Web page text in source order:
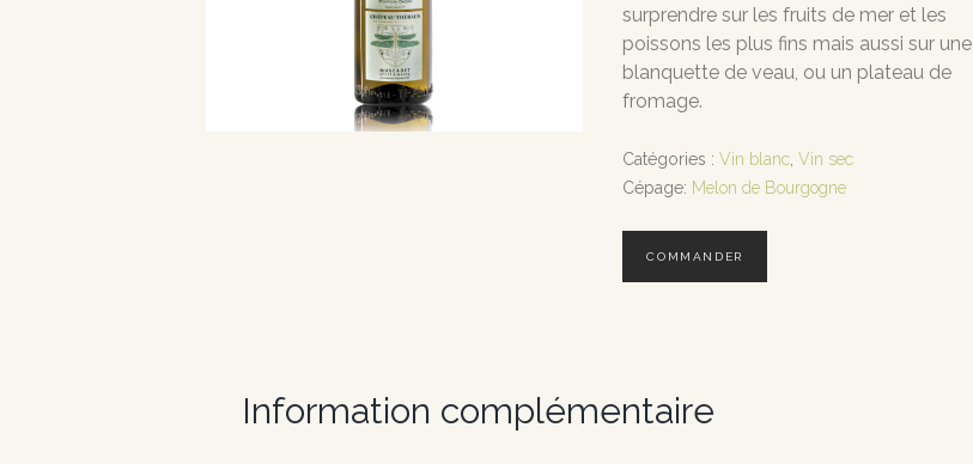
surprendre sur les fruits de mer et les
poissons les plus fins mais aussi sur une
blanquette de veau, ou un plateau de
fromage.
Catégories :Vin blanc ,Vin sec
Cépage: Melon de Bourgogne
COMMANDER
Information complémentaire